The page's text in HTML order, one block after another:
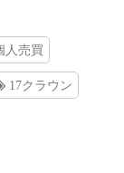
人売買
17クラウン